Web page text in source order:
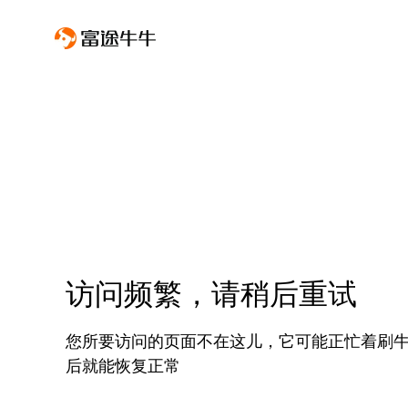
访问频繁，请稍后重试
您所要访问的页面不在这儿，它可能正忙着刷
后就能恢复正常